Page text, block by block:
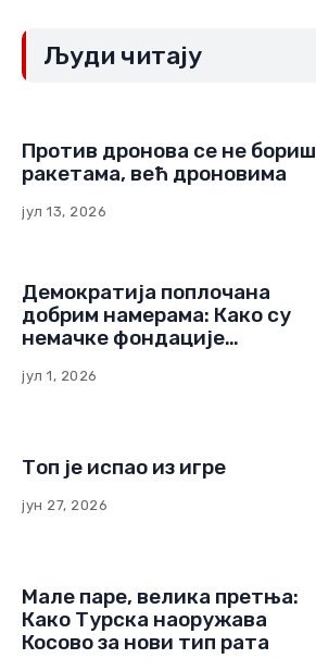
Људи читају
Против дронова се не бориш
ракетама, већ дроновима
јул 13, 2026
Демократија поплочана
добрим намерама: Како су
немачке фондације
Црној Гори
јул 1, 2026
Топ је испао из игре
јун 27, 2026
Мале паре, велика претња:
Како Турска наоружава
Косово за нови тип рата